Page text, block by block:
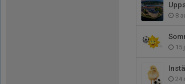
8
15
24